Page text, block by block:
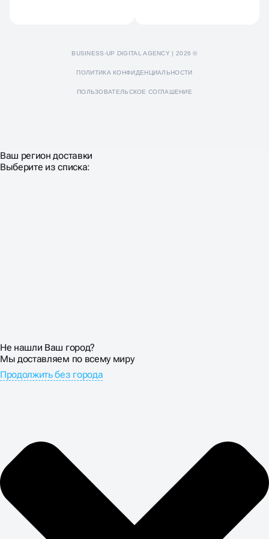
BUSINESS-UP DIGITAL AGENCY | 2026 ©
ПОЛИТИКА КОНФИДЕНЦИАЛЬНОСТИ
ПОЛЬЗОВАТЕЛЬСКОЕ СОГЛАШЕНИЕ
Ваш регион доставки
Выберите из списка:
Не нашли Ваш город?
Мы доставляем по всему миру
Продолжить без города